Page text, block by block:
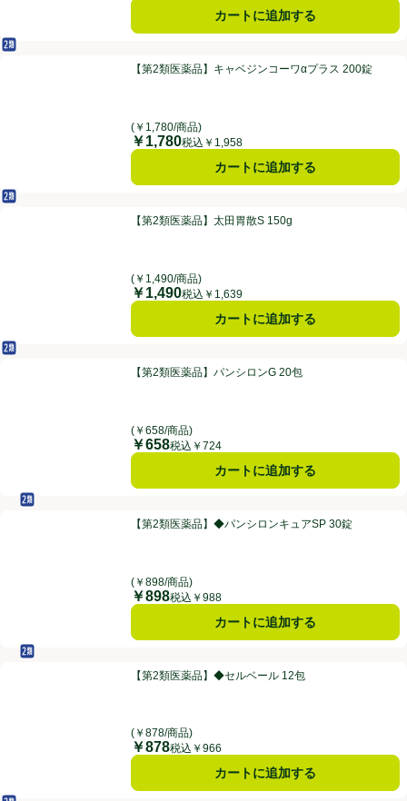
カートに追加する
【第2類医薬品】キャベジンコーワαプラス 200錠
第2類医薬品
【第2類医薬品】キャベジンコーワαプラス 200錠
(￥1,780/商品)
価格
￥1,780税込￥1,958
カートに追加する
【第2類医薬品】太田胃散S 150g
第2類医薬品
【第2類医薬品】太田胃散S 150g
(￥1,490/商品)
価格
￥1,490税込￥1,639
カートに追加する
【第2類医薬品】パンシロンG 20包
第2類医薬品
【第2類医薬品】パンシロンG 20包
(￥658/商品)
価格
￥658税込￥724
カートに追加する
【第2類医薬品】◆パンシロンキュアSP 30錠
セルフメディケーション税制対象
第2類医薬品
【第2類医薬品】◆パンシロンキュアSP 30錠
(￥898/商品)
価格
￥898税込￥988
カートに追加する
【第2類医薬品】◆セルベール 12包
セルフメディケーション税制対象
第2類医薬品
【第2類医薬品】◆セルベール 12包
(￥878/商品)
価格
￥878税込￥966
カートに追加する